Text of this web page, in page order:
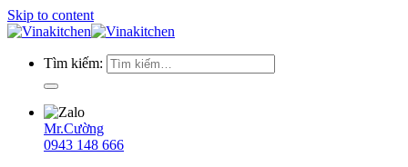
Skip to content
Tìm kiếm:
Mr.Cường
0943 148 666